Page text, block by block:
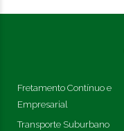
Fretamento Contínuo e
Empresarial
Transporte Suburbano